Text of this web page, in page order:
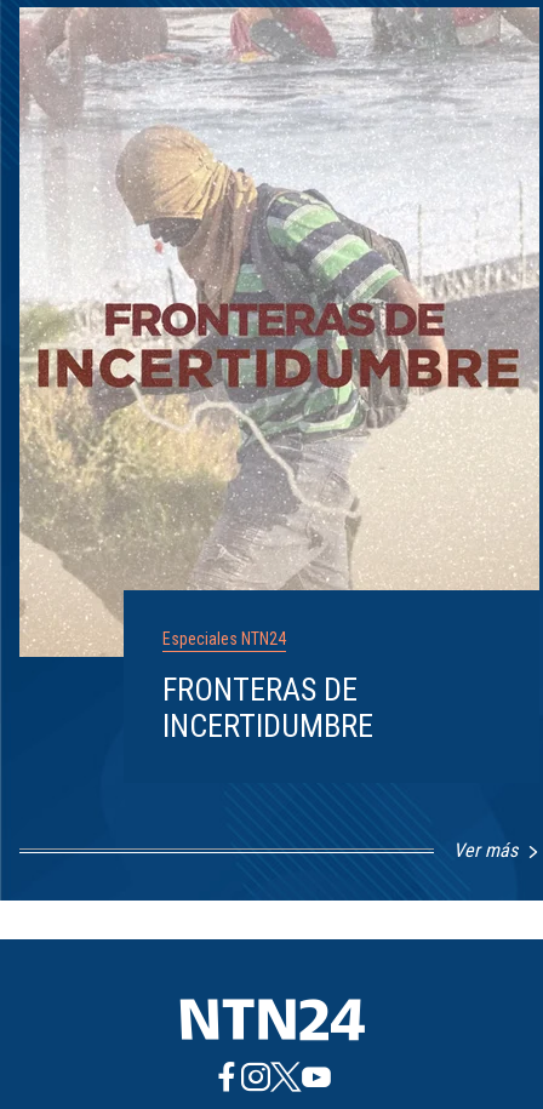
Especiales NTN24
FRONTERAS DE
INCERTIDUMBRE
Ver más
1
8